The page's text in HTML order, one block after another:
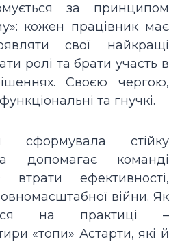
за принципом
кожен працівник має
свої найкращі
ролі та брати участь в
Своєю чергою,
та гнучкі.
сформувала стійку
допомагає команді
ефективності,
війни. Як
на практиці –
«топи» Астарти, які й